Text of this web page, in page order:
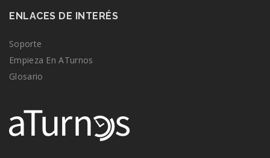
ENLACES DE INTERÉS
Soporte
Empieza En ATurnos
Glosario